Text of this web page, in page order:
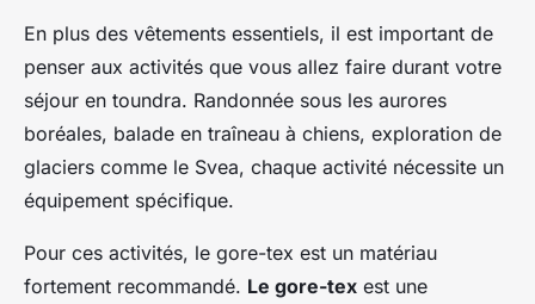
En plus des vêtements essentiels, il est important de
penser aux activités que vous allez faire durant votre
séjour en toundra. Randonnée sous les aurores
boréales, balade en traîneau à chiens, exploration de
glaciers comme le Svea, chaque activité nécessite un
équipement spécifique.
Pour ces activités, le gore-tex est un matériau
fortement recommandé. Le gore-tex est une